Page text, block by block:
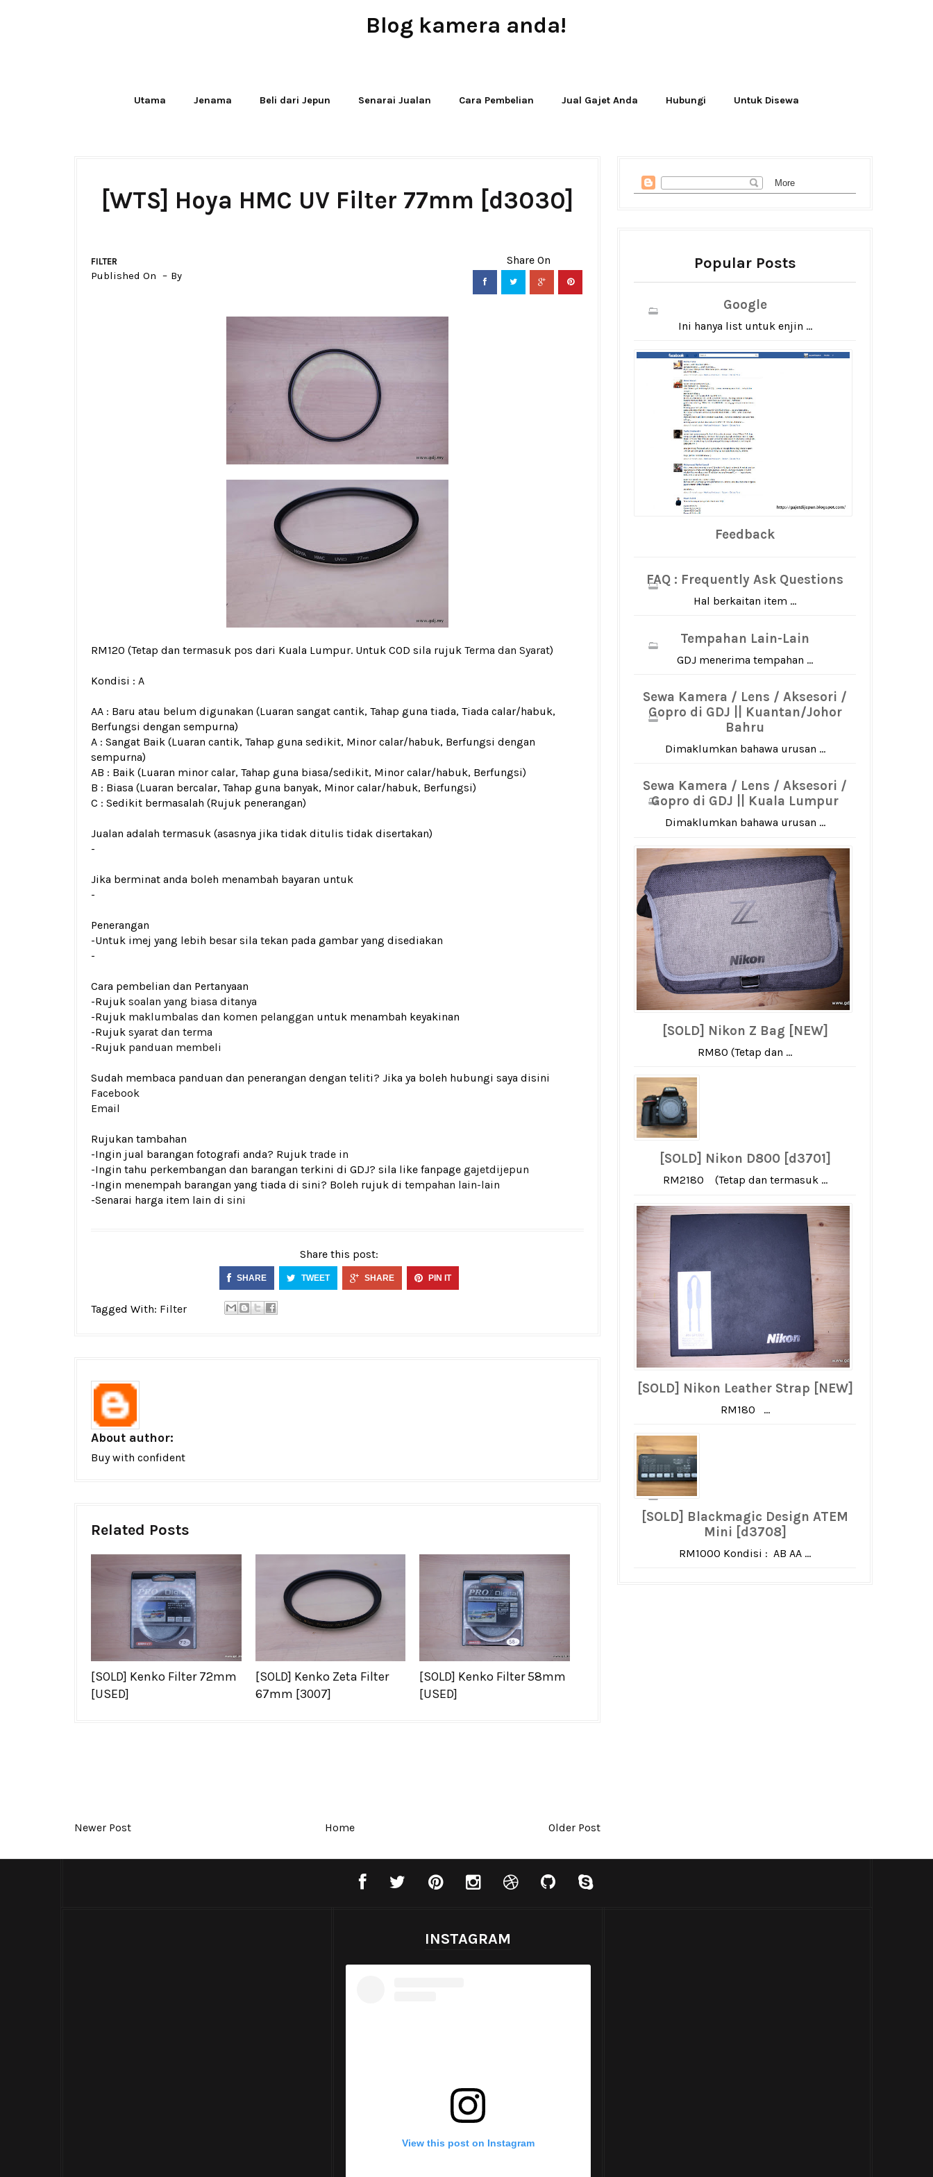
Blog kamera anda!
Utama Jenama Beli dari Jepun Senarai Jualan Cara Pembelian Jual Gajet Anda Hubungi Untuk Disewa
[WTS] Hoya HMC UV Filter 77mm [d3030]
FILTER
Published On By
RM120 (Tetap dan termasuk pos dari Kuala Lumpur. Untuk COD sila rujuk Terma dan Syarat)
Kondisi : A
AA : Baru atau belum digunakan (Luaran sangat cantik, Tahap guna tiada, Tiada calar/habuk,
Berfungsi dengan sempurna)
A : Sangat Baik (Luaran cantik, Tahap guna sedikit, Minor calar/habuk, Berfungsi dengan
sempurna)
AB : Baik (Luaran minor calar, Tahap guna biasa/sedikit, Minor calar/habuk, Berfungsi)
B : Biasa (Luaran bercalar, Tahap guna banyak, Minor calar/habuk, Berfungsi)
C : Sedikit bermasalah (Rujuk penerangan)
Jualan adalah termasuk (asasnya jika tidak ditulis tidak disertakan)
-
Jika berminat anda boleh menambah bayaran untuk
-
Penerangan
-Untuk imej yang lebih besar sila tekan pada gambar yang disediakan
-
Cara pembelian dan Pertanyaan
-Rujuk soalan yang biasa ditanya
-Rujuk maklumbalas dan komen pelanggan untuk menambah keyakinan
-Rujuk syarat dan terma
-Rujuk panduan membeli
Sudah membaca panduan dan penerangan dengan teliti? Jika ya boleh hubungi saya disini
Facebook
Email
Rujukan tambahan
-Ingin jual barangan fotografi anda? Rujuk trade in
-Ingin tahu perkembangan dan barangan terkini di GDJ? sila like fanpage gajetdijepun
-Ingin menempah barangan yang tiada di sini? Boleh rujuk di tempahan lain-lain
-Senarai harga item lain di sini
Share this post:
SHARE TWEET SHARE PIN IT
Tagged With: Filter
About author:
Buy with confident
Related Posts
[SOLD] Kenko Filter 72mm
[USED]
[SOLD] Kenko Zeta Filter
67mm [3007]
[SOLD] Kenko Filter 58mm
[USED]
Newer Post Home Older Post
Popular Posts
Google
Ini hanya list untuk enjin ...
Feedback
FAQ : Frequently Ask Questions
Hal berkaitan item ...
Tempahan Lain-Lain
GDJ menerima tempahan ...
Sewa Kamera / Lens / Aksesori /
Gopro di GDJ || Kuantan/Johor
Bahru
Dimaklumkan bahawa urusan ...
Sewa Kamera / Lens / Aksesori /
Gopro di GDJ || Kuala Lumpur
Dimaklumkan bahawa urusan ...
[SOLD] Nikon Z Bag [NEW]
RM80 (Tetap dan ...
[SOLD] Nikon D800 [d3701]
RM2180 (Tetap dan termasuk ...
[SOLD] Nikon Leather Strap [NEW]
RM180 ...
[SOLD] Blackmagic Design ATEM
Mini [d3708]
RM1000 Kondisi : AB AA ...
INSTAGRAM
View this post on Instagram